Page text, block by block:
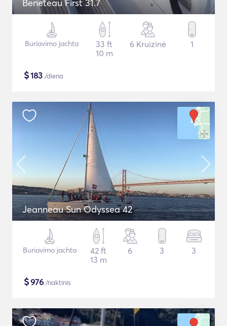
Beneteau First 31.7
Buriavimo jachta
33 ft
10 m
6 Kruizinė 1
$183 /diena
Jeanneau Sun Odyssea 42
Buriavimo jachta
42 ft
13 m
6 3 3
$976 /naktinis